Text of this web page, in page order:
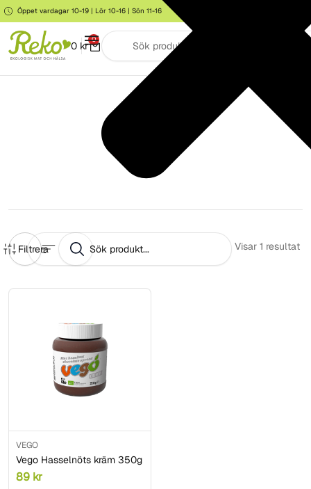
Öppet vardagar 10-19 | Lör 10-16 | Sön 11-16
0 kr
0
Vego
Filtrera Visar 1 resultat
VEGO
Vego Hasselnöts kräm 350g
89 kr